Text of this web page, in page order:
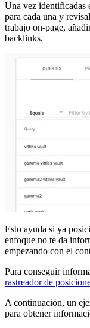
Una vez identificadas
para cada una y
trabajo on-page,
backlinks.
Esto ayuda si ya
enfoque no te da
empezando con el
Para conseguir
rastreador de
A continuación, un
para obtener